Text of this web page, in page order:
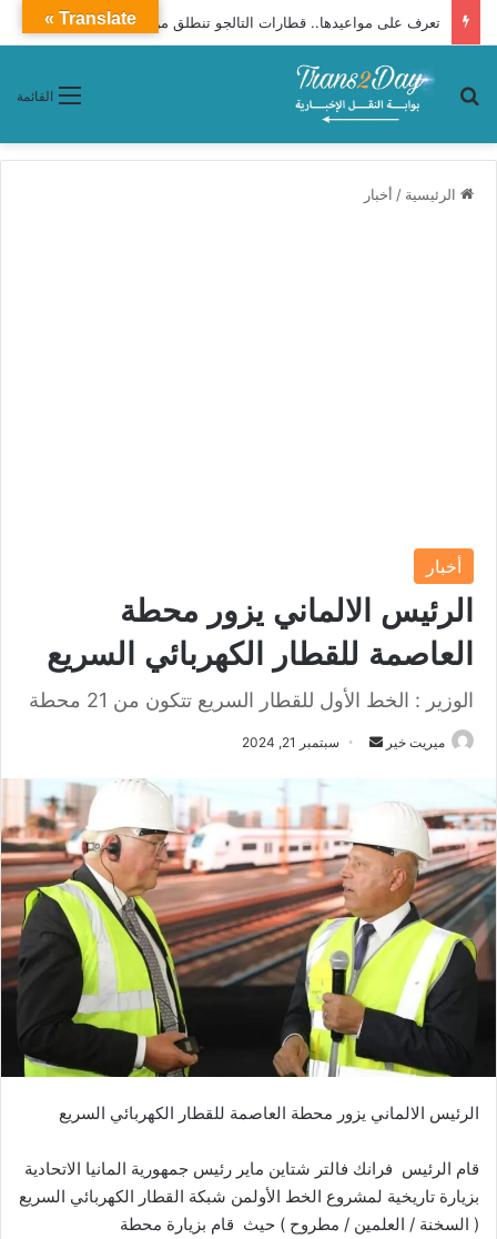
تعرف على مواعيدها.. قطارات التالجو تنطلق من الإسكندرية إلى القاهرة يوميًا
القائمة بحث عن
الرئيسية / أخبار
أخبار
الرئيس الالماني يزور محطة
العاصمة للقطار الكهربائي السريع
الوزير : الخط الأول للقطار السريع تتكون من 21 محطة
ميريت خير
ب
ر
د
ا
ل
ت
و
ي
ا
سبتمبر 21, 2024
الرئيس الالماني يزور محطة العاصمة للقطار الكهربائي السريع
قام الرئيس فرانك فالتر شتاين ماير رئيس جمهورية المانيا الاتحادية
بزيارة تاريخية لمشروع الخط الأولمن شبكة القطار الكهربائي السريع
( السخنة / العلمين / مطروح ) حيث قام بزيارة محطة
Translate »